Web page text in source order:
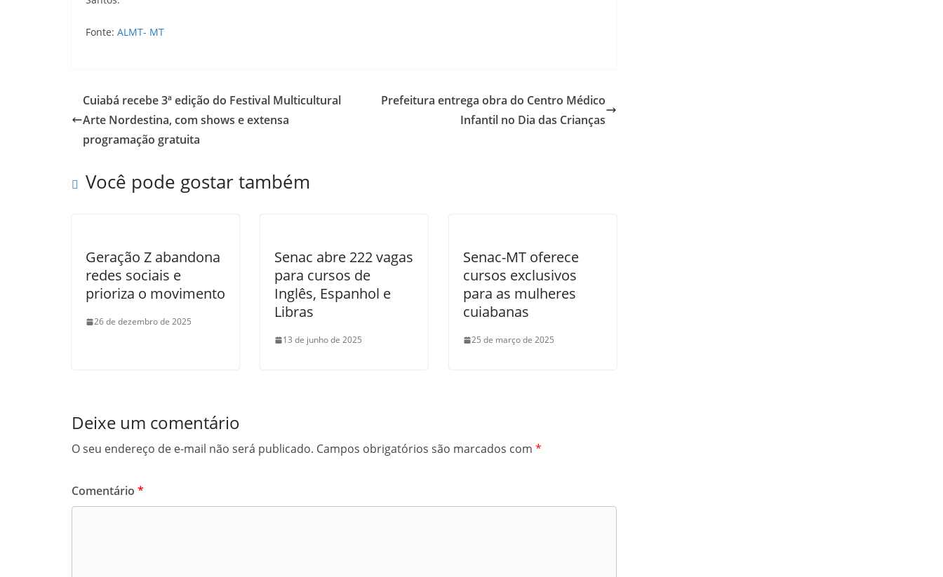
Fonte: ALMT- MT
Cuiabá recebe 3ª edição do Festival Multicultural
Arte Nordestina, com shows e extensa
programação gratuita
Prefeitura entrega obra do Centro Médico
Infantil no Dia das Crianças
Você pode gostar também
Geração Z abandona
redes sociais e
prioriza o movimento
26 de dezembro de 2025
Senac abre 222 vagas
para cursos de
Inglês, Espanhol e
Libras
13 de junho de 2025
Senac-MT oferece
cursos exclusivos
para as mulheres
cuiabanas
25 de março de 2025
Deixe um comentário
O seu endereço de e-mail não será publicado. Campos obrigatórios são marcados com *
Comentário *